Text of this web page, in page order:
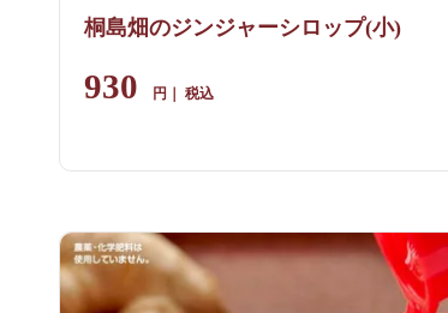
桐島畑のジンジャーシロップ(小)
930 税込